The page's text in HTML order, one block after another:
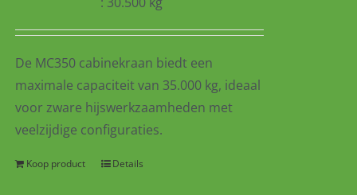
De MC350 cabinekraan biedt een
maximale capaciteit van 35.000 kg, ideaal
voor zware hijswerkzaamheden met
veelzijdige configuraties.
Koop product Details